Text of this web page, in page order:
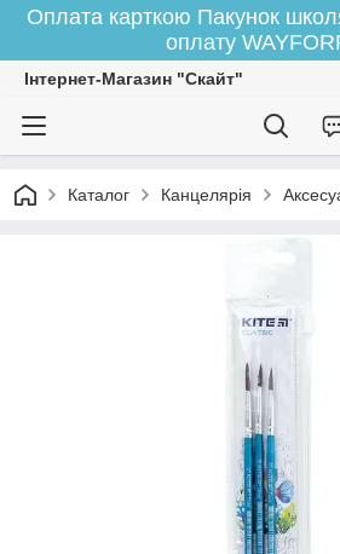
Оплата карткою Пакунок
оплату
Інтернет-Магазин "Скайт"
Каталог Канцелярія